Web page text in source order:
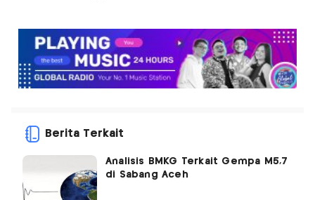
Berita Terkait
Analisis BMKG Terkait Gempa M5,7
di Sabang Aceh